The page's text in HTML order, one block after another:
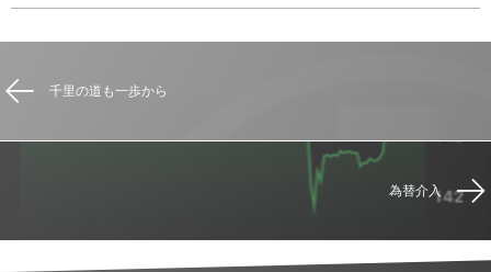
千里の道も一歩から
為替介入